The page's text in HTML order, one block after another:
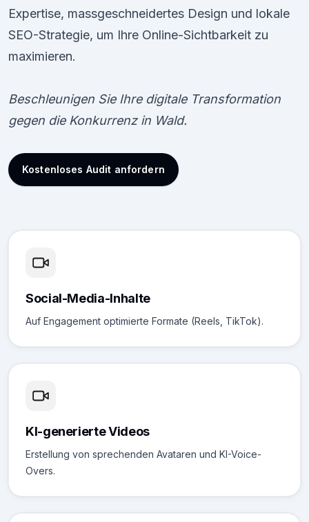
Expertise, massgeschneidertes Design und lokale
SEO-Strategie, um Ihre Online-Sichtbarkeit zu
maximieren.
Beschleunigen Sie Ihre digitale Transformation
gegen die Konkurrenz in Wald.
Kostenloses Audit anfordern
Social-Media-Inhalte
Auf Engagement optimierte Formate (Reels, TikTok).
KI-generierte Videos
Erstellung von sprechenden Avataren und KI-Voice-
Overs.